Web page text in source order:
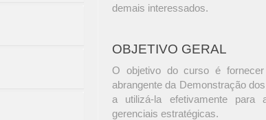
demais interessados.
OBJETIVO GERAL
O objetivo do curso é
abrangente da Demonstração
a utilizá-la efetivamente para
gerenciais estratégicas.